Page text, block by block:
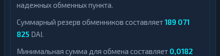
надежных обменных пункта.
Суммарный резерв обменников составляет189 071
825 DAI.
Минимальная сумма для обмена составляет 0,0182